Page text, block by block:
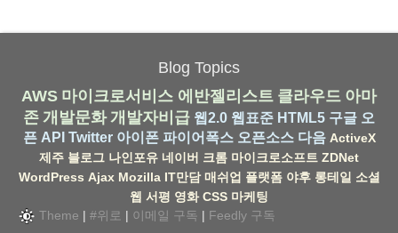
Blog Topics
AWS 마이크로서비스 에반젤리스트 클라우드 아마
존 개발문화 개발자비급 웹2.0 웹표준 HTML5 구글 오
픈 API Twitter 아이폰 파이어폭스 오픈소스 다음 ActiveX
제주 블로그 나인포유 네이버 크롬 마이크로소프트 ZDNet
WordPress Ajax Mozilla IT만담 매쉬업 플랫폼 야후 롱테일 소셜
웹 서평 영화 CSS 마케팅
Theme | #위로 | 이메일 구독 | Feedly 구독